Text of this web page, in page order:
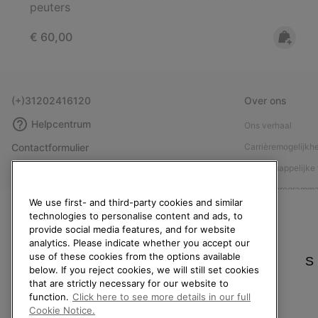
peuters
Regular price:
€ 60,00
(+)31202416120
Helpcentrum
Contactformulier
Retouren
Overeenkomst herroepen
Bestelstatus
Bezorging
Betaling
Over ons
Ons verhaal
Affiliateprogramma
We use first- and third-party cookies and similar
technologies to personalise content and ads, to
provide social media features, and for website
analytics. Please indicate whether you accept our
use of these cookies from the options available
below. If you reject cookies, we will still set cookies
that are strictly necessary for our website to
function. Click here to see more details in our full
Cookie Notice.